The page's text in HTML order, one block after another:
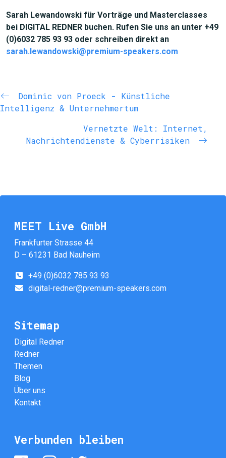
Sarah Lewandowski für Vorträge und Masterclasses
bei DIGITAL REDNER buchen. Rufen Sie uns an unter +49
(0)6032 785 93 93 oder schreiben direkt an
sarah.lewandowski@premium-speakers.com
Dominic von Proeck - Künstliche
Intelligenz & Unternehmertum
Vernetzte Welt: Internet,
Nachrichtendienste & Cyberrisiken
MEET Live GmbH
Frankfurter Strasse 44
D – 61231 Bad Nauheim
+49 (0)6032 785 93 93
digital-redner@premium-speakers.com
Sitemap
Digital Redner
Redner
Themen
Blog
Über uns
Kontakt
Verbunden bleiben